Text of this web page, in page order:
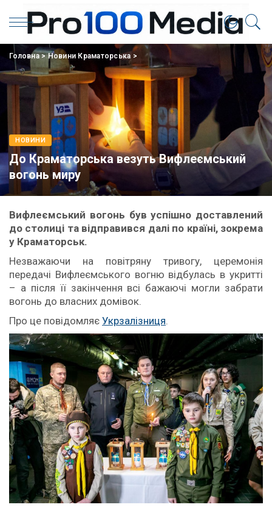
Головна>Новини Краматорська >
НОВИНИ
До Краматорська везуть Вифлеємський
вогонь миру
Вифлеємський вогонь був успішно доставлений
до столиці та відправився далі по країні, зокрема
у Краматорськ.
Незважаючи на повітряну тривогу, церемонія
передачі Вифлеємського вогню відбулась в укритті
– а після її закінчення всі бажаючі могли забрати
вогонь до власних домівок.
Про це повідомляє Укрзалізниця.